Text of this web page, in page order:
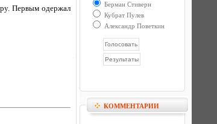
Первым одержал
Берман Стиверн
Кубрат Пулев
Александр Поветкин
КОММЕНТАРИИ